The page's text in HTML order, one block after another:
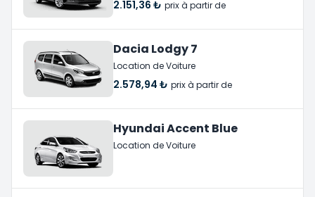
2.151,36 ₺ prix à partir de
Dacia Lodgy 7
Location de Voiture
2.578,94 ₺ prix à partir de
Hyundai Accent Blue
Location de Voiture